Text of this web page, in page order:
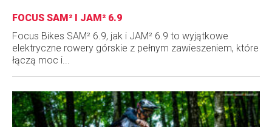
FOCUS SAM² I JAM² 6.9
Focus Bikes SAM² 6.9, jak i JAM² 6.9 to wyjątkowe
elektryczne rowery górskie z pełnym zawieszeniem, które
łączą moc i...